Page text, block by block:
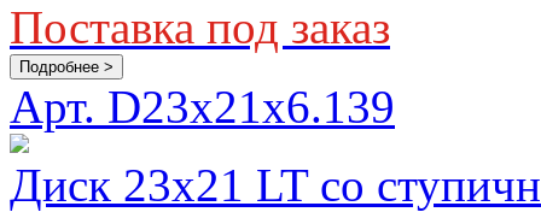
Поставка под заказ
Подробнее >
Арт. D23х21x6.139
Диск 23х21 LT со